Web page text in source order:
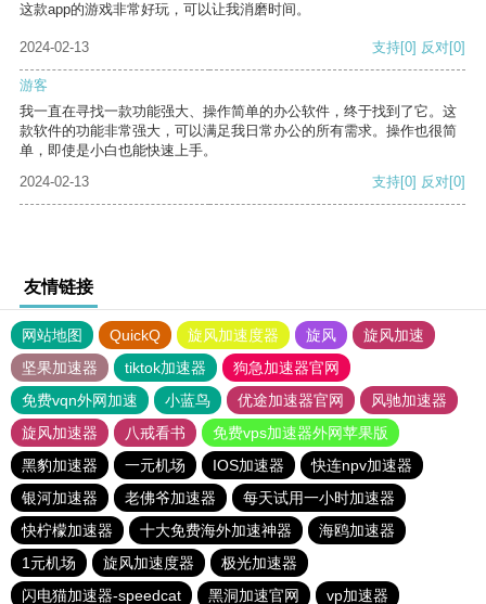
这款app的游戏非常好玩，可以让我消磨时间。
2024-02-13 支持[0] 反对[0]
游客
我一直在寻找一款功能强大、操作简单的办公软件，终于找到了它。这
款软件的功能非常强大，可以满足我日常办公的所有需求。操作也很简
单，即使是小白也能快速上手。
2024-02-13
支持[0] 反对[0]
友情链接
网站地图 QuickQ 旋风加速度器 旋风
旋风加速
坚果加速器
tiktok加速器
狗急加速器官网
免费vqn外网加速
小蓝鸟 优途加速器官网
风驰加速器
旋风加速器
八戒看书
免费vps加速器外网苹果版
黑豹加速器
一元机场 IOS加速器
快连npv加速器
银河加速器
老佛爷加速器
每天试用一小时加速器
快柠檬加速器
十大免费海外加速神器
海鸥加速器
1元机场
旋风加速度器
极光加速器
闪电猫加速器-speedcat
黑洞加速官网 vp加速器